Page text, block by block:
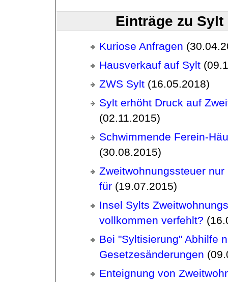
Einträge zu Sylt
Kuriose Anfragen
Hausverkauf auf Sylt
ZWS Sylt(16.05.2018)
Sylt erhöht Druck auf
(02.11.2015)
Schwimmende Ferein-
(30.08.2015)
Zweitwohnungssteuer
für(19.07.2015)
Insel Sylts
vollkommen verfehlt?
Bei "Syltisierung" Abhilfe
Gesetzesänderungen
Enteignung von